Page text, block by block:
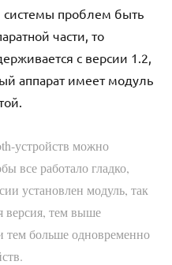
системы проблем быть
части, то
с версии 1.2,
аппарат имеет модуль
устройств можно
все работало гладко,
установлен модуль, так
версия, тем выше
тем больше одновременно